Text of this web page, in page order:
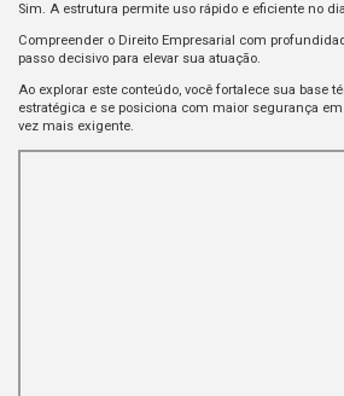
Sim. A estrutura permite uso rápido e eficiente no
Compreender o Direito Empresarial com
passo decisivo para elevar sua atuação.
Ao explorar este conteúdo, você fortalece sua base
estratégica e se posiciona com maior segurança
vez mais exigente.